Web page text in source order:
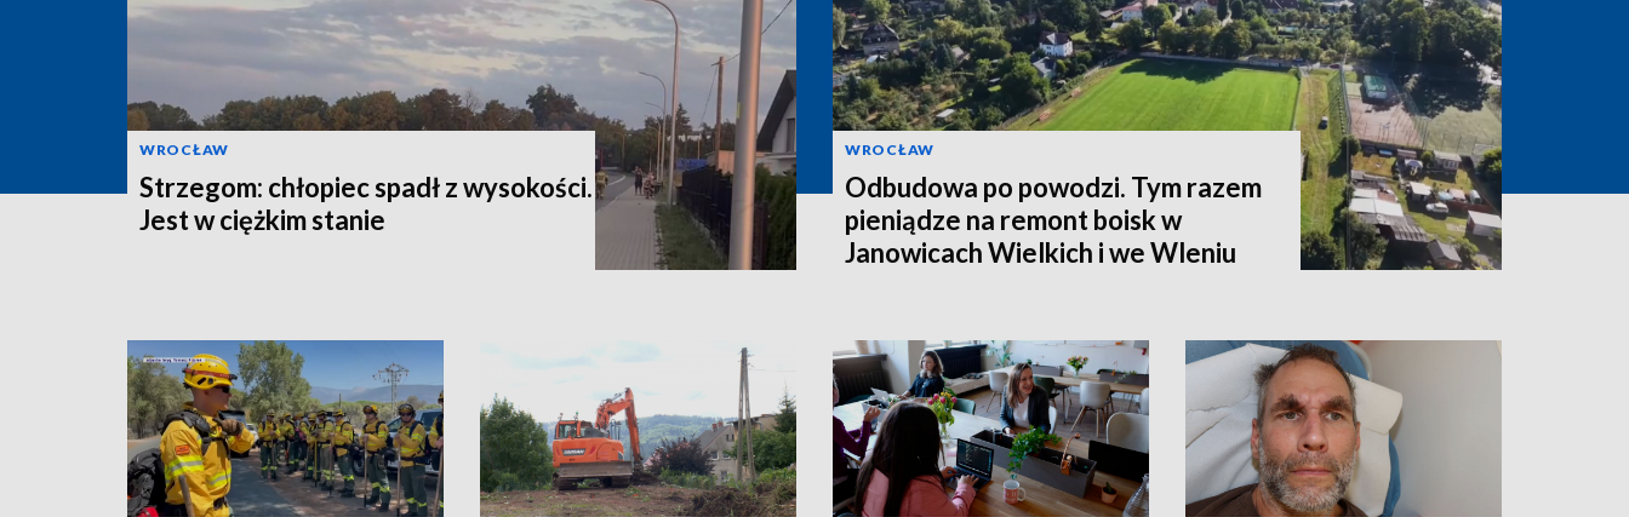
WROCŁAW
Strzegom: chłopiec spadł z wysokości.
Jest w ciężkim stanie
WROCŁAW
Odbudowa po powodzi. Tym razem
pieniądze na remont boisk w
Janowicach Wielkich i we Wleniu